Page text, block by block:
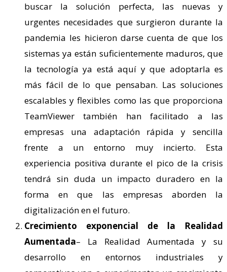
buscar la solución perfecta, las nuevas y
urgentes necesidades que surgieron durante la
pandemia les hicieron darse cuenta de que los
sistemas ya están suficientemente maduros, que
la tecnología ya está aquí y que adoptarla es
más fácil de lo que pensaban. Las soluciones
escalables y flexibles como las que proporciona
TeamViewer también han facilitado a las
empresas una adaptación rápida y sencilla
frente a un entorno muy incierto. Esta
experiencia positiva durante el pico de la crisis
tendrá sin duda un impacto duradero en la
forma en que las empresas aborden la
digitalización en el futuro.
Crecimiento exponencial de la Realidad
Aumentada– La Realidad Aumentada y su
desarrollo en entornos industriales y